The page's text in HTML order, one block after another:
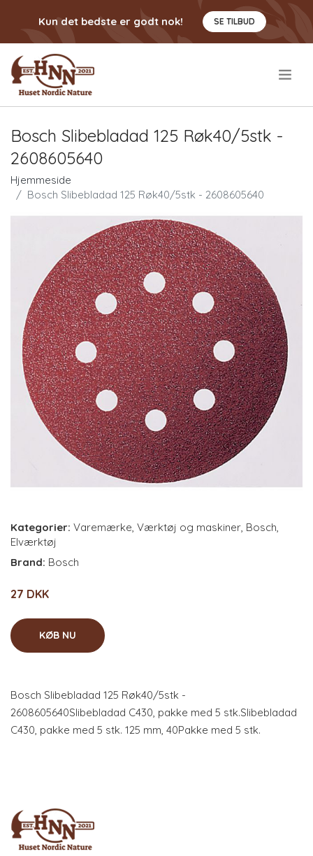
Kun det bedste er godt nok! SE TILBUD
Bosch Slibebladad 125 Røk40/5stk -
2608605640
Hjemmeside
Bosch Slibebladad 125 Røk40/5stk - 2608605640
Kategorier: Varemærke, Værktøj og maskiner, Bosch,
Elværktøj
Brand: Bosch
27 DKK
KØB NU
Bosch Slibebladad 125 Røk40/5stk -
2608605640Slibebladad C430, pakke med 5 stk.Slibebladad
C430, pakke med 5 stk. 125 mm, 40Pakke med 5 stk.